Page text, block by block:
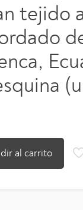
tejido
al carrito